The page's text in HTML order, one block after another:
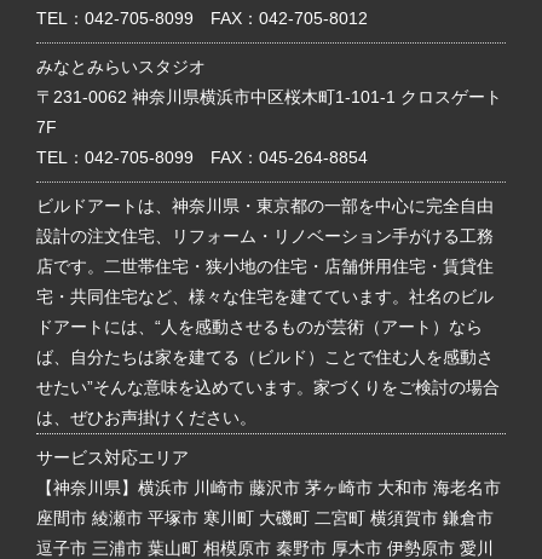
TEL： 042-705-8099 FAX：042-705-8012
みなとみらいスタジオ
〒231-0062 神奈川県横浜市中区桜木町1-101-1 クロスゲート
7F
TEL： 042-705-8099 FAX：045-264-8854
ビルドアートは、神奈川県・東京都の一部を中心に完全自由
設計の注文住宅、リフォーム・リノベーション手がける工務
店です。二世帯住宅・狭小地の住宅・店舗併用住宅・賃貸住
宅・共同住宅など、様々な住宅を建てています。社名のビル
ドアートには、“人を感動させるものが芸術（アート）なら
ば、自分たちは家を建てる（ビルド）ことで住む人を感動さ
せたい”そんな意味を込めています。家づくりをご検討の場合
は、ぜひお声掛けください。
サービス対応エリア
【神奈川県】横浜市 川崎市 藤沢市 茅ヶ崎市 大和市 海老名市
座間市 綾瀬市 平塚市 寒川町 大磯町 二宮町 横須賀市 鎌倉市
逗子市 三浦市 葉山町 相模原市 秦野市 厚木市 伊勢原市 愛川